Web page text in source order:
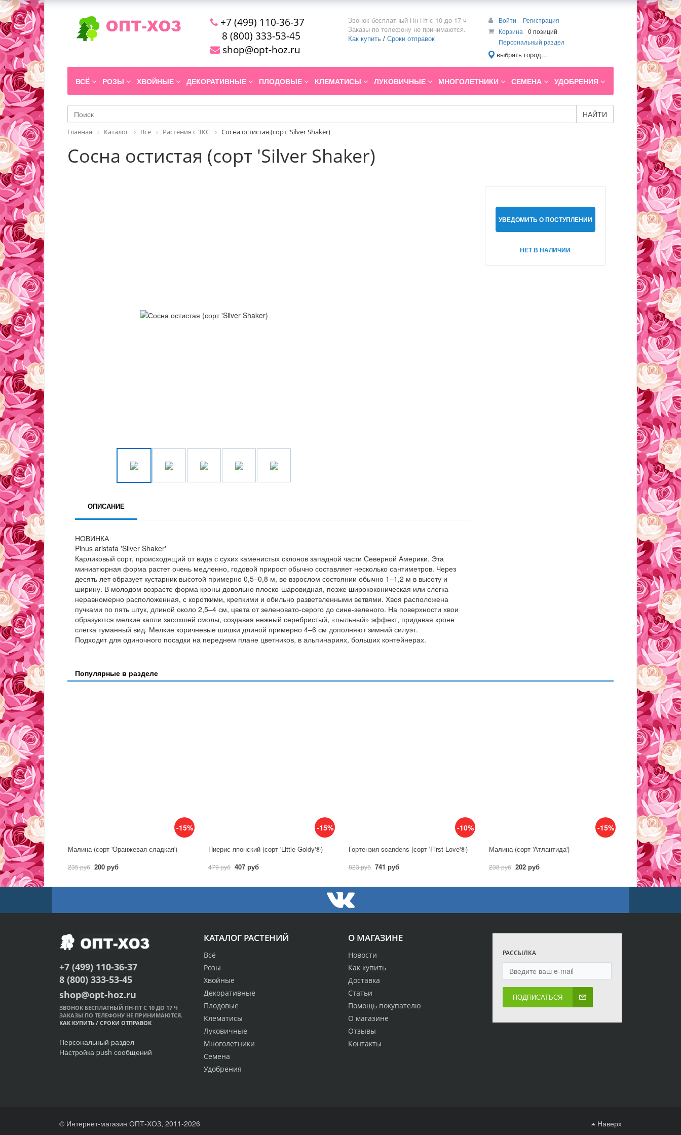
+7 (499) 110-36-37
8 (800) 333-53-45
shop@opt-hoz.ru
Звонок бесплатный Пн-Пт с 10 до 17 ч
Заказы по телефону не принимаются.
Как купить / Сроки отправок
Войти
Регистрация
Корзина
0 позиций
Персональный раздел
выбрать город...
ВСЁ РОЗЫ ХВОЙНЫЕ ДЕКОРАТИВНЫЕ ПЛОДОВЫЕ КЛЕМАТИСЫ ЛУКОВИЧНЫЕ МНОГОЛЕТНИКИ СЕМЕНА УДОБРЕНИЯ
НАЙТИ
Главная Каталог Всё Растения с ЗКС Сосна остистая (сорт 'Silver Shaker)
Сосна остистая (сорт 'Silver Shaker)
УВЕДОМИТЬ О ПОСТУПЛЕНИИ
НЕТ В НАЛИЧИИ
ОПИСАНИЕ
НОВИНКА
Pinus aristata 'Silver Shaker'
Карликовый сорт, происходящий от вида с сухих каменистых склонов западной части Северной Америки. Эта
миниатюрная форма растет очень медленно, годовой прирост обычно составляет несколько сантиметров. Через
десять лет образует кустарник высотой примерно 0,5–0,8 м, во взрослом состоянии обычно 1–1,2 м в высоту и
ширину. В молодом возрасте форма кроны довольно плоско-шаровидная, позже ширококоническая или слегка
неравномерно расположенная, с короткими, крепкими и обильно разветвленными ветвями. Хвоя расположена
пучками по пять штук, длиной около 2,5–4 см, цвета от зеленовато-серого до сине-зеленого. На поверхности хвои
образуются мелкие капли засохшей смолы, создавая нежный серебристый, «пыльный» эффект, придавая кроне
слегка туманный вид. Мелкие коричневые шишки длиной примерно 4–6 см дополняют зимний силуэт.
Подходит для одиночного посадки на переднем плане цветников, в альпинариях, больших контейнерах.
Популярные в разделе
-15%
Малина (сорт 'Оранжевая сладкая')
235 руб 200 руб
-15%
Пиерис японский (сорт 'Little Goldy'®)
479 руб 407 руб
-10%
Гортензия scandens (сорт 'First Love'®)
823 руб 741 руб
-15%
Малина (сорт 'Атлантида')
238 руб 202 руб
О МАГАЗИНЕ
Новости
Как купить
Доставка
Статьи
Помощь покупателю
О магазине
Отзывы
Контакты
КАТАЛОГ РАСТЕНИЙ
Всё
Розы
Хвойные
Декоративные
Плодовые
Клематисы
Луковичные
Многолетники
Семена
Удобрения
РАССЫЛКА
ПОДПИСАТЬСЯ
+7 (499) 110-36-37
8 (800) 333-53-45
shop@opt-hoz.ru
ЗВОНОК БЕСПЛАТНЫЙ ПН-ПТ С 10 ДО 17 Ч
ЗАКАЗЫ ПО ТЕЛЕФОНУ НЕ ПРИНИМАЮТСЯ.
КАК КУПИТЬ / СРОКИ ОТПРАВОК
Персональный раздел
Настройка push сообщений
© Интернет-магазин ОПТ-ХОЗ, 2011-2026 Наверх